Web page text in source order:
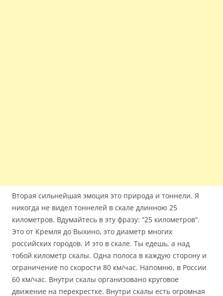
Вторая сильнейшая эмоция это природа и тоннели. Я
никогда не видел тоннелей в скале длинною 25
километров. Вдумайтесь в эту фразу: “25 километров”.
Это от Кремля до Выхино, это диаметр многих
российских городов. И это в скале. Ты едешь, а над
тобой километр скалы. Одна полоса в каждую сторону и
ограничение по скорости 80 км/час. Напомню, в России
60 км/час. Внутри скалы организовано круговое
движение на перекрестке. Внутри скалы есть огромная